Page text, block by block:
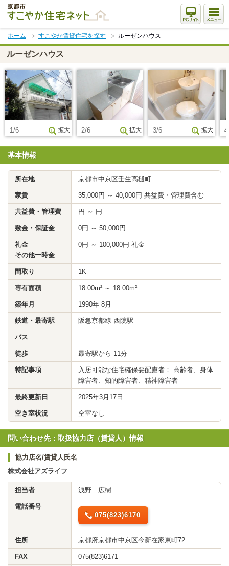
本
文
ま
で
ス
キ
ッ
プ
ホーム すこやか賃貸住宅を探す ルーゼンハウス
ルーゼンハウス
1/6 拡大 2/6 拡大 3/6 拡大
基本情報
所在地 京都市中京区壬生高樋町
家賃 35,000円 ～ 40,000円 共益費・管理費含む
共益費・管理費 円 ～ 円
敷金・保証金 0円 ～ 50,000円
礼金
その他一時金
0円 ～ 100,000円 礼金
間取り 1K
専有面積 18.00m² ～ 18.00m²
築年月 1990年 8月
鉄道・最寄駅 阪急京都線 西院駅
バス
徒歩 最寄駅から 11分
特記事項
入居可能な住宅確保要配慮者： 高齢者、身体
障害者、知的障害者、精神障害者
最終更新日 2025年3月17日
空き室状況 空室なし
問い合わせ先：取扱協力店（賃貸人）情報
協力店名/賃貸人氏名
株式会社アズライフ
担当者 浅野 広樹
電話番号
075(823)6170
住所 京都府京都市中京区今新在家東町72
FAX 075(823)6171